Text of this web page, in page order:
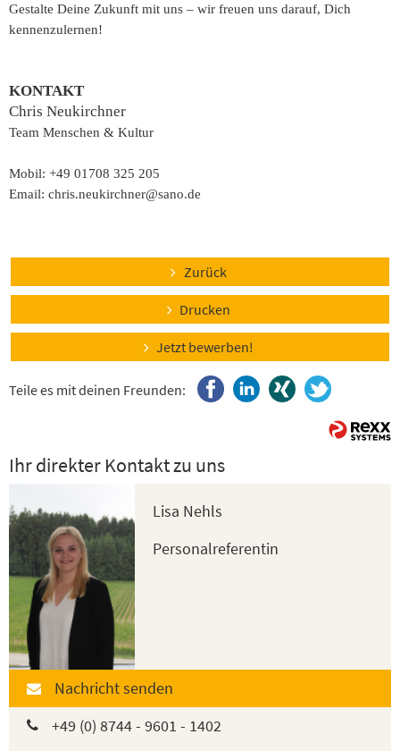
Gestalte Deine Zukunft mit uns – wir freuen uns darauf, Dich
kennenzulernen!
KONTAKT
Chris Neukirchner
Team Menschen & Kultur
Mobil: +49 01708 325 205
Email: chris.neukirchner@sano.de
Zurück
Drucken
Jetzt bewerben!
Teile es mit deinen Freunden:
Ihr direkter Kontakt zu uns
Lisa Nehls
Personalreferentin
Nachricht senden
+49 (0) 8744 - 9601 - 1402